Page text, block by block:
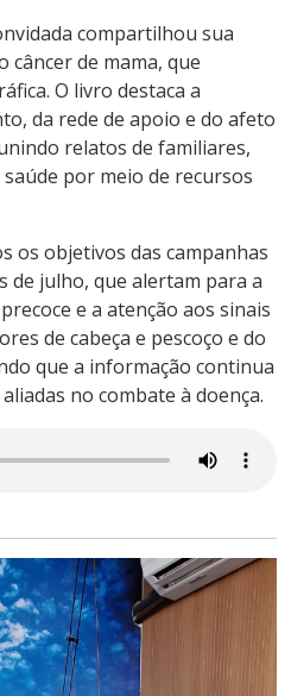
compartilhou sua
de mama, que
O livro destaca a
da rede de apoio e do afeto
relatos de familiares,
por meio de recursos
os objetivos das campanhas
de julho, que alertam para a
e a atenção aos sinais
de cabeça e pescoço e do
que a informação continua
no combate à doença.